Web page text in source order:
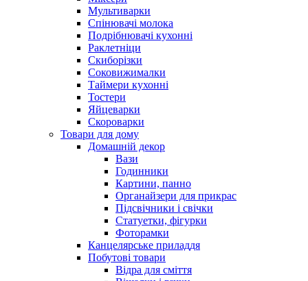
Мультиварки
Спінювачі молока
Подрібнювачі кухонні
Раклетніци
Скиборізки
Соковижималки
Таймери кухонні
Тостери
Яйцеварки
Скороварки
Товари для дому
Домашній декор
Вази
Годинники
Картини, панно
Органайзери для прикрас
Підсвічники і свічки
Статуетки, фігурки
Фоторамки
Канцелярське приладдя
Побутові товари
Відра для сміття